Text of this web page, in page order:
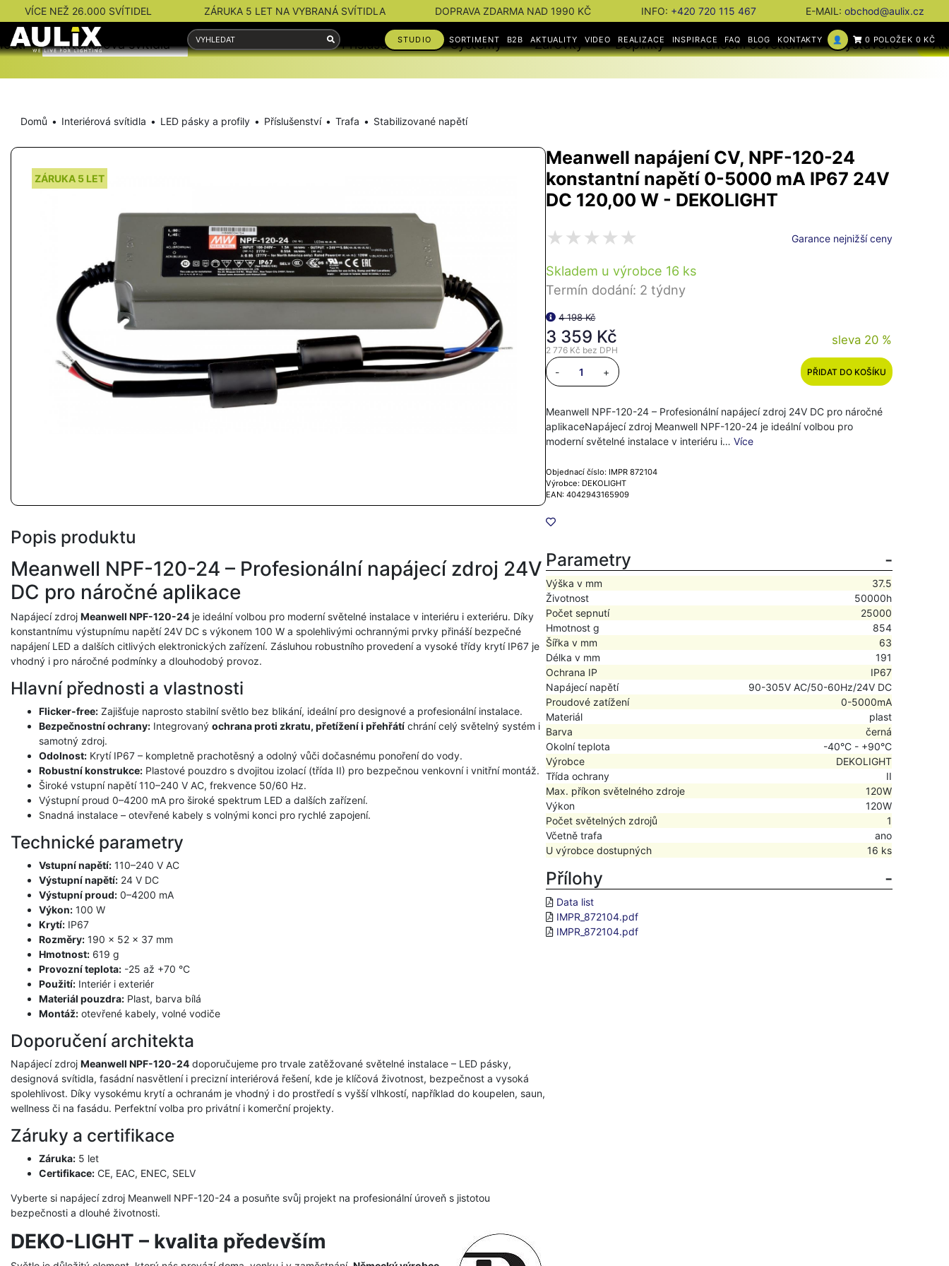
VÍCE NEŽ 26.000 SVÍTIDEL ZÁRUKA 5 LET NA VYBRANÁ SVÍTIDLA DOPRAVA ZDARMA NAD 1990 KČ INFO: +420 720 115 467 E-MAIL: obchod@aulix.cz
STUDIO SORTIMENT B2B AKTUALITY VIDEO REALIZACE INSPIRACE FAQ BLOG KONTAKTY 👤 0 POLOŽEK 0 KČ
Interiérová svítidla Venkovní svítidla Příslušenství Systémy Žárovky Doplňky Vánoční osvětlení Vystaveno
Domů Interiérová svítidla LED pásky a profily Příslušenství Trafa Stabilizované napětí
Popis produktu
Meanwell NPF-120-24 – Profesionální napájecí zdroj 24V
DC pro náročné aplikace
Napájecí zdroj Meanwell NPF-120-24 je ideální volbou pro moderní světelné instalace v interiéru i exteriéru. Díky
konstantnímu výstupnímu napětí 24V DC s výkonem 100 W a spolehlivými ochrannými prvky přináší bezpečné
napájení LED a dalších citlivých elektronických zařízení. Zásluhou robustního provedení a vysoké třídy krytí IP67 je
vhodný i pro náročné podmínky a dlouhodobý provoz.
Hlavní přednosti a vlastnosti
Flicker-free: Zajišťuje naprosto stabilní světlo bez blikání, ideální pro designové a profesionální instalace.
Bezpečnostní ochrany: Integrovaný ochrana proti zkratu, přetížení i přehřátí chrání celý světelný systém i
samotný zdroj.
Odolnost: Krytí IP67 – kompletně prachotěsný a odolný vůči dočasnému ponoření do vody.
Robustní konstrukce: Plastové pouzdro s dvojitou izolací (třída II) pro bezpečnou venkovní i vnitřní montáž.
Široké vstupní napětí 110–240 V AC, frekvence 50/60 Hz.
Výstupní proud 0–4200 mA pro široké spektrum LED a dalších zařízení.
Snadná instalace – otevřené kabely s volnými konci pro rychlé zapojení.
Technické parametry
Vstupní napětí: 110–240 V AC
Výstupní napětí: 24 V DC
Výstupní proud: 0–4200 mA
Výkon: 100 W
Krytí: IP67
Rozměry: 190 × 52 × 37 mm
Hmotnost: 619 g
Provozní teplota: -25 až +70 °C
Použití: Interiér i exteriér
Materiál pouzdra: Plast, barva bílá
Montáž: otevřené kabely, volné vodiče
Doporučení architekta
Napájecí zdroj Meanwell NPF-120-24 doporučujeme pro trvale zatěžované světelné instalace – LED pásky,
designová svítidla, fasádní nasvětlení i precizní interiérová řešení, kde je klíčová životnost, bezpečnost a vysoká
spolehlivost. Díky vysokému krytí a ochranám je vhodný i do prostředí s vyšší vlhkostí, například do koupelen, saun,
wellness či na fasádu. Perfektní volba pro privátní i komerční projekty.
Záruky a certifikace
Záruka: 5 let
Certifikace: CE, EAC, ENEC, SELV
Vyberte si napájecí zdroj Meanwell NPF-120-24 a posuňte svůj projekt na profesionální úroveň s jistotou
bezpečnosti a dlouhé životnosti.
DEKO-LIGHT – kvalita především
Meanwell napájení CV, NPF-120-24
konstantní napětí 0-5000 mA IP67 24V
DC 120,00 W - DEKOLIGHT
Garance nejnižší ceny
ZÁRUKA 5 LET
Skladem u výrobce 16 ks
Termín dodání: 2 týdny
sleva 20 %
4 198 Kč
3 359 Kč
2 776 Kč bez DPH
- + PŘIDAT DO KOŠÍKU
Meanwell NPF-120-24 – Profesionální napájecí zdroj 24V DC pro náročné
aplikaceNapájecí zdroj Meanwell NPF-120-24 je ideální volbou pro
moderní světelné instalace v interiéru i…Více
Objednací číslo: IMPR 872104
Výrobce: DEKOLIGHT
EAN: 4042943165909
Parametry
Výška v mm
37.5
Životnost
50000h
Počet sepnutí
25000
Hmotnost g
854
Šířka v mm
63
Délka v mm
191
Ochrana IP
IP67
Napájecí napětí
90-305V AC/50-60Hz/24V DC
Proudové zatížení
0-5000mA
Materiál
plast
Barva
černá
Okolní teplota
-40°C - +90°C
Výrobce
DEKOLIGHT
Třída ochrany
II
Max. příkon světelného zdroje
120W
Výkon
120W
Počet světelných zdrojů
1
Včetně trafa
ano
U výrobce dostupných
16 ks
Přílohy
Data list
IMPR_872104.pdf
IMPR_872104.pdf